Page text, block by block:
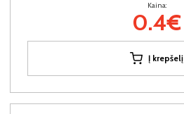
Kaina:
0.4€
Į krepšelį